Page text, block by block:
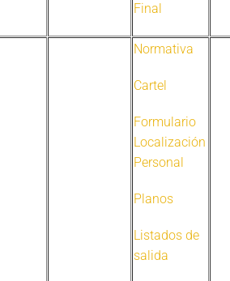
Final
Normativa
Cartel
Formulario
Localización
Personal
Planos
Listados de
salida